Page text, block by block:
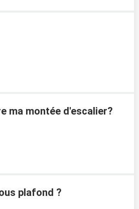
ma montée d'escalier?
plafond ?